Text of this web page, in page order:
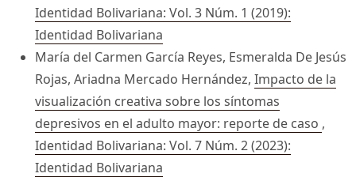
Identidad Bolivariana: Vol. 3 Núm. 1 (2019):
Identidad Bolivariana
María del Carmen García Reyes, Esmeralda De Jesús
Rojas, Ariadna Mercado Hernández, Impacto de la
visualización creativa sobre los síntomas
depresivos en el adulto mayor: reporte de caso ,
Identidad Bolivariana: Vol. 7 Núm. 2 (2023):
Identidad Bolivariana